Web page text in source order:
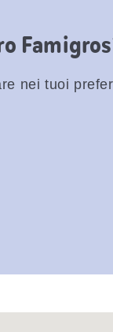
nei tuoi